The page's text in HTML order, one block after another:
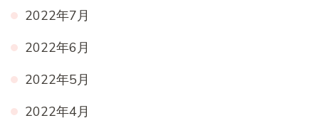
2022年7月
2022年6月
2022年5月
2022年4月